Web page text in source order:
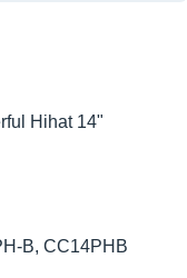
Hihat 14"
B, CC14PHB